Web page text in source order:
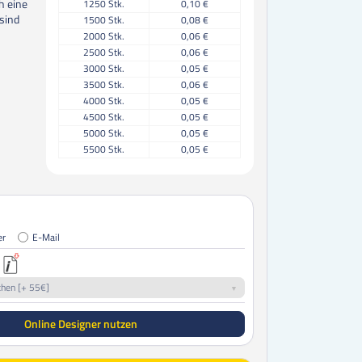
eine
1250Stk.
0,10 €
1500Stk.
0,08 €
2000Stk.
0,06 €
2500Stk.
0,06 €
3000Stk.
0,05 €
3500Stk.
0,06 €
4000Stk.
0,05 €
4500Stk.
0,05 €
5000Stk.
0,05 €
5500Stk.
0,05 €
7000Stk.
0,04 €
8500Stk.
0,04 €
9500Stk.
0,04 €
11000Stk.
0,04 €
12000Stk.
13000Stk.
0,03 €
E-Mail
[+ 55€]
Online Designer nutzen